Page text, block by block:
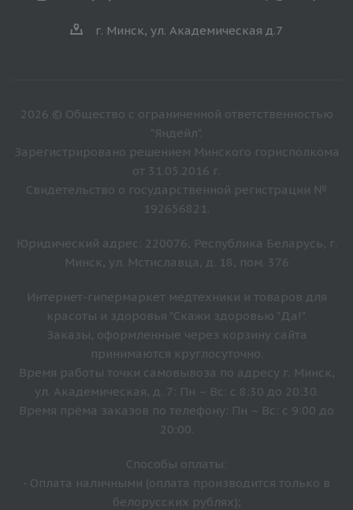
г. Минск, ул. Академическая д.7
2026 © Общество с ограниченной ответственностью
"Яндейл".
Зарегистрировано решением Минского горисполкома
от 31.05.2016 г.
Свидетельство о государственной регистрации №
192656821.
Юридический адрес: 220076, Республика Беларусь, г.
Минск, ул. Мстиславца, д. 18, пом. 376
Интернет-гипермаркет медтехники и товаров для
красоты и здоровья "Скажи здоровью "Да!".
Заказы, оформленные через корзину сайта
принимаются круглосуточно.
Время работы точки самовывоза по адресу г. Минск,
ул. Академическая, д. 7: Пн – Вс: с 8:30 до 20:30.
Время прёма заказов по телефону: Пн – Вс: с 9:00 до
20:00.
Способы оплаты:
- Оплата наличными (оплата производится только в
белорусских рублях);